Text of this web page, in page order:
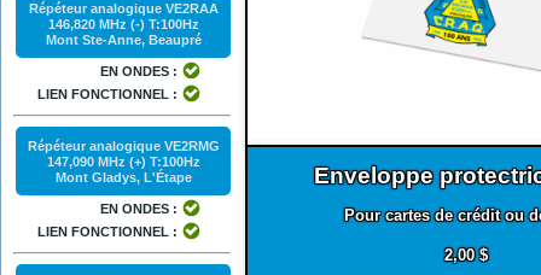
Répéteur analogique VE2RAA
146,820 MHz (-) T:100Hz
Mont Ste-Anne, Beaupré
EN ONDES :
LIEN FONCTIONNEL :
Répéteur analogique VE2RMG
147,090 MHz (+) T:100Hz
Mont Gladys, L'Étape
EN ONDES :
LIEN FONCTIONNEL :
Enveloppe
Pour cartes de crédit ou
2,00 $